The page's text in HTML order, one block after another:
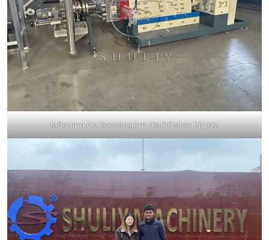
Máquina de Reciclagem de Plástico Rígido